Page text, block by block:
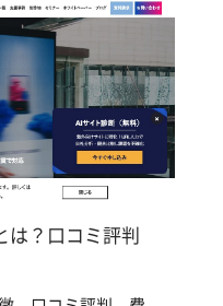
は？口コミ評判